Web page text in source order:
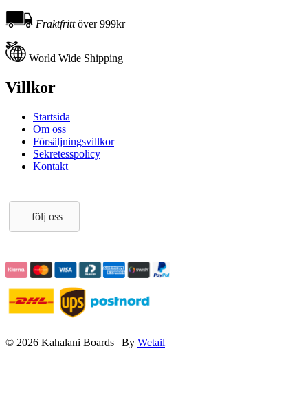
Fraktfrittöver 999kr
World Wide Shipping
Villkor
Startsida
Om oss
Försäljningsvillkor
Sekretesspolicy
Kontakt
följ oss
© 2026 Kahalani Boards | By Wetail